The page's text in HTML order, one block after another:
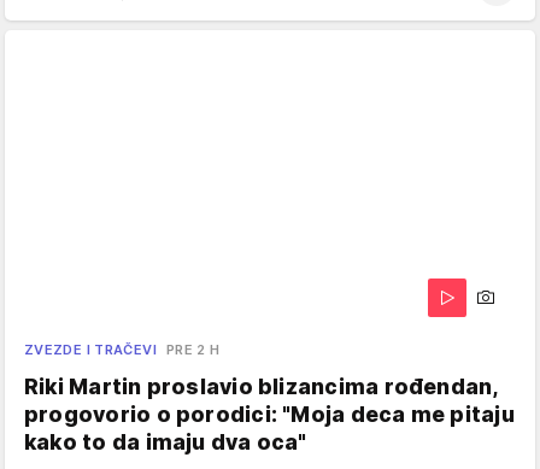
ZVEZDE I TRAČEVI PRE 2 H
Riki Martin proslavio blizancima rođendan,
progovorio o porodici: "Moja deca me pitaju
kako to da imaju dva oca"